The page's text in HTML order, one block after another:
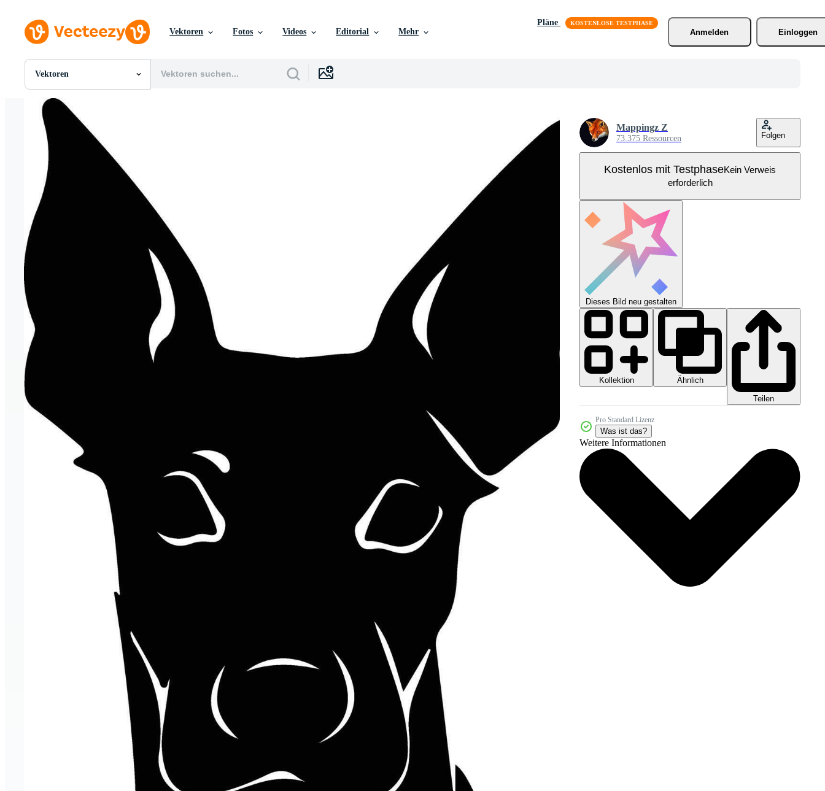
Vektoren Fotos Videos Editorial Mehr
Pläne
Anmelden
Einloggen
Vektoren
Alle Bilder
Fotos
Mappingz Z
73.375 Ressourcen Folgen
Kostenlos mit TestphaseKein Verweis
erforderlich
Dieses Bild neu gestalten
Kollektion
Ähnlich
Teilen
Pro Standard Lizenz
Was ist das?
Weitere Informationen